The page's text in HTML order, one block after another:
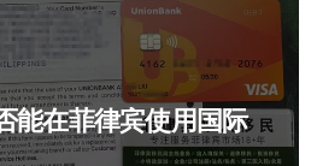
能在菲律宾使用国际